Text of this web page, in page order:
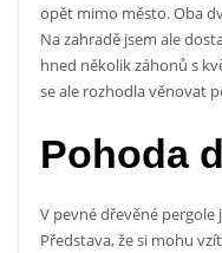
opět mimo město. Oba
Na zahradě jsem ale
hned několik záhonů s
se ale rozhodla věnovat
Pohoda
V pevné dřevěné pergole
Představa, že si mohu